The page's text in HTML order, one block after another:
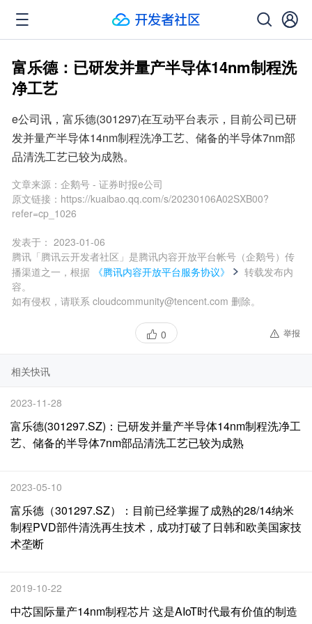
富乐德：已研发并量产半导体14nm制程洗
净工艺
e公司讯，富乐德(301297)在互动平台表示，目前公司已研
发并量产半导体14nm制程洗净工艺、储备的半导体7nm部
品清洗工艺已较为成熟。
文章来源： 企鹅号 - 证券时报e公司
原文链接： https://kuaibao.qq.com/s/20230106A02SXB00?
refer=cp_1026
发表于： 2023-01-06
腾讯「腾讯云开发者社区」是腾讯内容开放平台帐号（企鹅号）传
播渠道之一，根据
《腾讯内容开放平台服务协议》
转载发布内
容。
如有侵权，请联系 cloudcommunity@tencent.com 删除。
0 举报
相关快讯
2023-11-28
富乐德(301297.SZ)：已研发并量产半导体14nm制程洗净工
艺、储备的半导体7nm部品清洗工艺已较为成熟
2023-05-10
富乐德（301297.SZ）：目前已经掌握了成熟的28/14纳米
制程PVD部件清洗再生技术，成功打破了日韩和欧美国家技
术垄断
2019-10-22
中芯国际量产14nm制程芯片 这是AIoT时代最有价值的制造